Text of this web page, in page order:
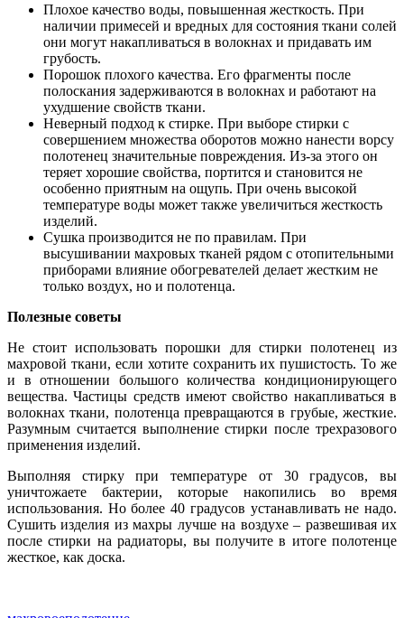
Плохое качество воды, повышенная жесткость. При
наличии примесей и вредных для состояния ткани солей
они могут накапливаться в волокнах и придавать им
грубость.
Порошок плохого качества. Его фрагменты после
полоскания задерживаются в волокнах и работают на
ухудшение свойств ткани.
Неверный подход к стирке. При выборе стирки с
совершением множества оборотов можно нанести ворсу
полотенец значительные повреждения. Из-за этого он
теряет хорошие свойства, портится и становится не
особенно приятным на ощупь. При очень высокой
температуре воды может также увеличиться жесткость
изделий.
Сушка производится не по правилам. При
высушивании махровых тканей рядом с отопительными
приборами влияние обогревателей делает жестким не
только воздух, но и полотенца.
Полезные советы
Не стоит использовать порошки для стирки полотенец из
махровой ткани, если хотите сохранить их пушистость. То же
и в отношении большого количества кондиционирующего
вещества. Частицы средств имеют свойство накапливаться в
волокнах ткани, полотенца превращаются в грубые, жесткие.
Разумным считается выполнение стирки после трехразового
применения изделий.
Выполняя стирку при температуре от 30 градусов, вы
уничтожаете бактерии, которые накопились во время
использования. Но более 40 градусов устанавливать не надо.
Сушить изделия из махры лучше на воздухе – развешивая их
после стирки на радиаторы, вы получите в итоге полотенце
жесткое, как доска.